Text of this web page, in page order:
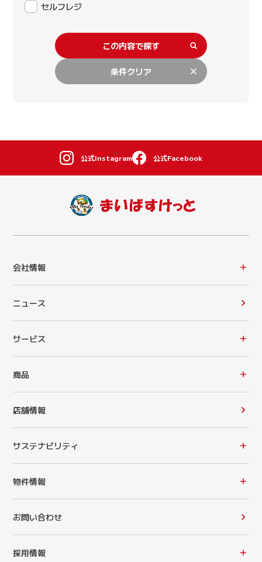
セルフレジ
この内容で探す
条件クリア
公式Instagram 公式Facebook
会社情報
ニュース
サービス
商品
店舗情報
サステナビリティ
物件情報
お問い合わせ
採用情報